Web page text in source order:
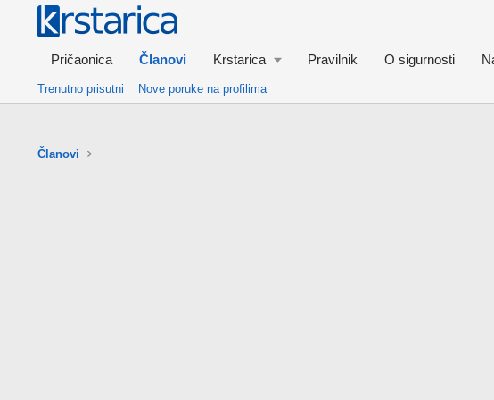
Pričaonica Članovi Krstarica Pravilnik O sigurnosti
Trenutno prisutni Nove poruke na profilima
Članovi